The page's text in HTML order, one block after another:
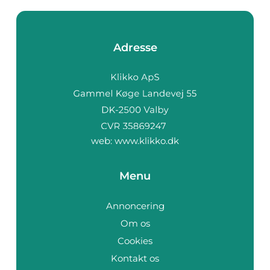
Adresse
web: www.klikko.dk
Menu
Annoncering
Om os
Cookies
Kontakt os